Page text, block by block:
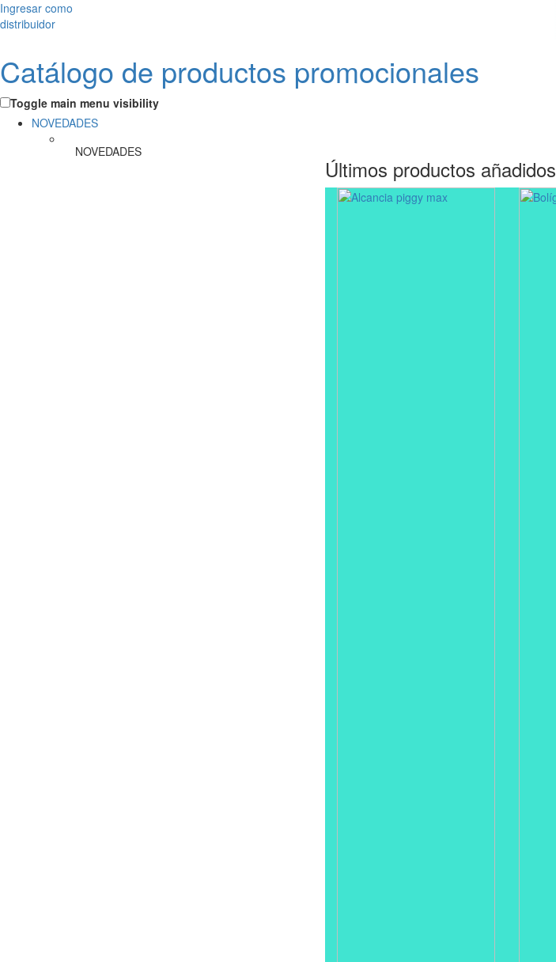
Ingresar como
distribuidor
Catálogo de productos promocionales
Toggle main menu visibility
NOVEDADES
NOVEDADES
Últimos productos añadidos